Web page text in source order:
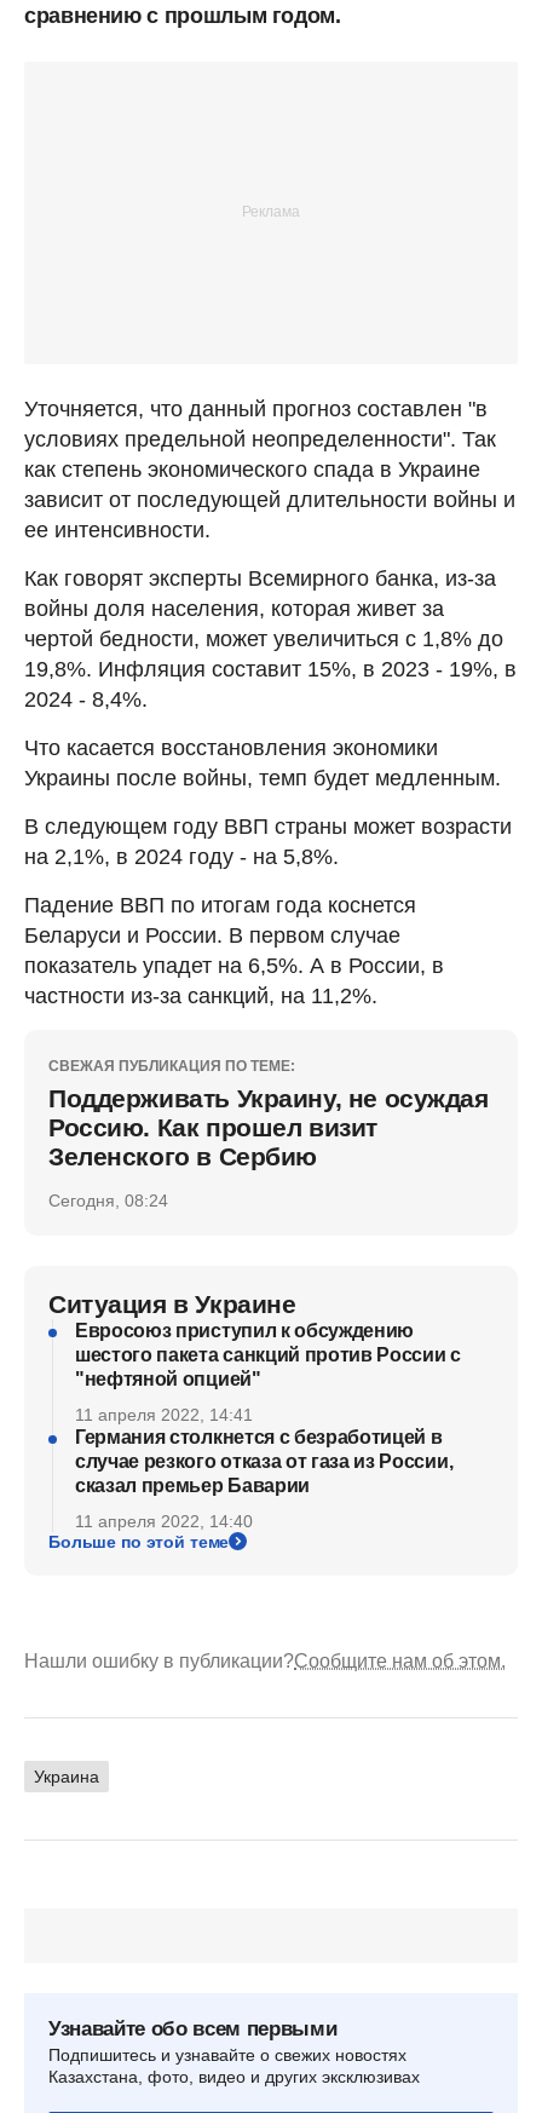
сравнению с прошлым годом.
Уточняется, что данный прогноз составлен "в
условиях предельной неопределенности". Так
как степень экономического спада в Украине
зависит от последующей длительности войны и
ее интенсивности.
Как говорят эксперты Всемирного банка, из-за
войны доля населения, которая живет за
чертой бедности, может увеличиться с 1,8% до
19,8%. Инфляция составит 15%, в 2023 - 19%, в
2024 - 8,4%.
Что касается восстановления экономики
Украины после войны, темп будет медленным.
В следующем году ВВП страны может возрасти
на 2,1%, в 2024 году - на 5,8%.
Падение ВВП по итогам года коснется
Беларуси и России. В первом случае
показатель упадет на 6,5%. А в России, в
частности из-за санкций, на 11,2%.
СВЕЖАЯ ПУБЛИКАЦИЯ ПО ТЕМЕ:
Поддерживать Украину, не осуждая
Россию. Как прошел визит
Зеленского в Сербию
Сегодня, 08:24
Ситуация в Украине
Евросоюз приступил к обсуждению
шестого пакета санкций против России с
"нефтяной опцией"
11 апреля 2022, 14:41
Германия столкнется с безработицей в
случае резкого отказа от газа из России,
сказал премьер Баварии
11 апреля 2022, 14:40
Больше по этой теме
Нашли ошибку в публикации?Сообщите нам об этом.
Украина
Узнавайте обо всем первыми
Подпишитесь и узнавайте о свежих новостях
Казахстана, фото, видео и других эксклюзивах